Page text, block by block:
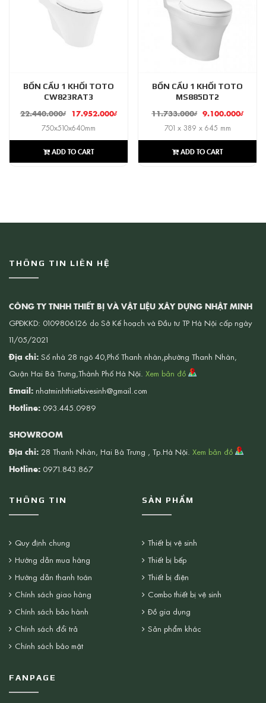
BỒN CẦU 1 KHỐI TOTO
CW823RAT3
22.440.000₫ 17.952.000₫
750x510x640mm
ADD TO CART
BỒN CẦU 1 KHỐI TOTO
MS885DT2
11.733.000₫ 9.100.000₫
701 x 389 x 645 mm
ADD TO CART
THÔNG TIN LIÊN HỆ
CÔNG TY TNHH THIẾT BỊ VÀ VẬT LIỆU XÂY DỰNG NHẬT MINH
GPĐKKD: 0109806126 do Sở Kế hoạch và Đầu tư TP Hà Nội cấp ngày
11/05/2021
Địa chỉ: Số nhà 28 ngõ 40,Phố Thanh nhàn,phường Thanh Nhàn,
Quận Hai Bà Trưng,Thành Phố Hà Nội. Xem bản đồ
Email: nhatminhthietbivesinh@gmail.com
Hotline: 093.445.0989
SHOWROOM
Địa chỉ: 28 Thanh Nhàn, Hai Bà Trưng , Tp.Hà Nội. Xem bản đồ
Hotline: 0971.843.867
THÔNG TIN
Quy định chung
Hướng dẫn mua hàng
Hướng dẫn thanh toán
Chính sách giao hàng
Chính sách bảo hành
Chính sách đổi trả
Chính sách bảo mật
SẢN PHẨM
Thiết bị vệ sinh
Thiết bị bếp
Thiết bị điện
Combo thiết bị vệ sinh
Đồ gia dụng
Sản phẩm khác
FANPAGE